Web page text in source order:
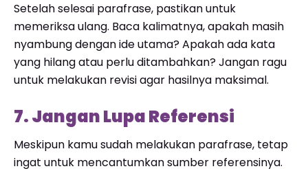
Setelah selesai parafrase, pastikan untuk
memeriksa ulang. Baca kalimatnya, apakah masih
nyambung dengan ide utama? Apakah ada kata
yang hilang atau perlu ditambahkan? Jangan ragu
untuk melakukan revisi agar hasilnya maksimal.
7. Jangan Lupa Referensi
Meskipun kamu sudah melakukan parafrase, tetap
ingat untuk mencantumkan sumber referensinya.